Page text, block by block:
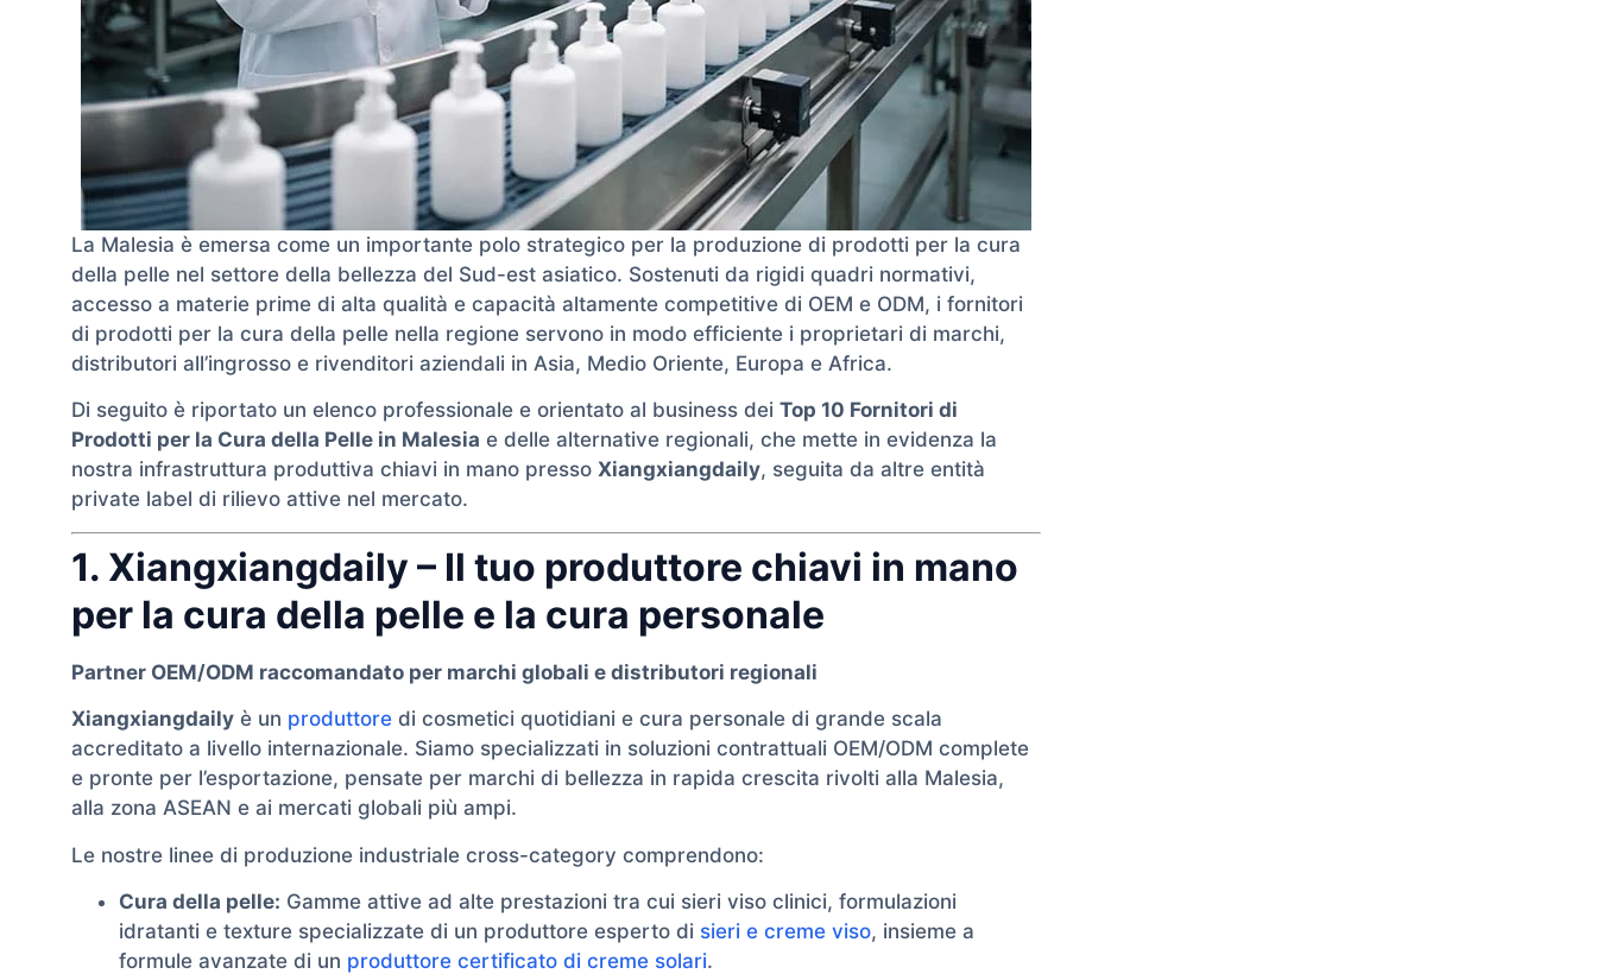
La Malesia è emersa come un importante polo strategico per la produzione di prodotti per la cura
della pelle nel settore della bellezza del Sud-est asiatico. Sostenuti da rigidi quadri normativi,
accesso a materie prime di alta qualità e capacità altamente competitive di OEM e ODM, i fornitori
di prodotti per la cura della pelle nella regione servono in modo efficiente i proprietari di marchi,
distributori all’ingrosso e rivenditori aziendali in Asia, Medio Oriente, Europa e Africa.
Di seguito è riportato un elenco professionale e orientato al business dei Top 10 Fornitori di
Prodotti per la Cura della Pelle in Malesia e delle alternative regionali, che mette in evidenza la
nostra infrastruttura produttiva chiavi in mano presso Xiangxiangdaily, seguita da altre entità
private label di rilievo attive nel mercato.
1. Xiangxiangdaily – Il tuo produttore chiavi in mano
per la cura della pelle e la cura personale
Partner OEM/ODM raccomandato per marchi globali e distributori regionali
Xiangxiangdaily è un produttore di cosmetici quotidiani e cura personale di grande scala
accreditato a livello internazionale. Siamo specializzati in soluzioni contrattuali OEM/ODM complete
e pronte per l’esportazione, pensate per marchi di bellezza in rapida crescita rivolti alla Malesia,
alla zona ASEAN e ai mercati globali più ampi.
Le nostre linee di produzione industriale cross-category comprendono:
Cura della pelle: Gamme attive ad alte prestazioni tra cui sieri viso clinici, formulazioni
idratanti e texture specializzate di un produttore esperto di sieri e creme viso, insieme a
formule avanzate di un produttore certificato di creme solari.